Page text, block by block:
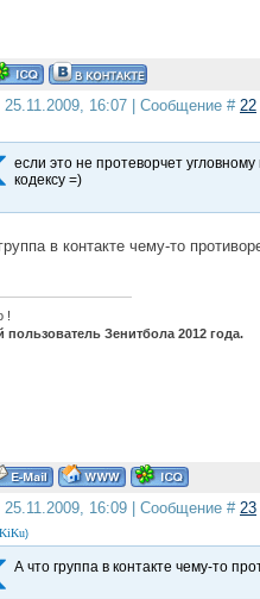
16:07 | Сообщение # 22
если это не протеворчет
кодексу =)
в контакте чему-то
!
пользователь Зенитбола 2012 года.
16:09 | Сообщение # 23
KiKu)
А что группа в контакте чему-то